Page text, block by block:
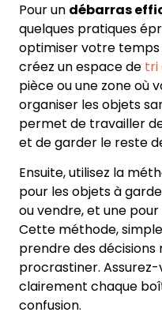
Pour un débarras
quelques pratiques
optimiser votre temps
créez un espace de tri
pièce ou une zone où
organiser les objets
permet de travailler
et de garder le reste
Ensuite, utilisez la
pour les objets à
ou vendre, et une
Cette méthode,
prendre des
procrastiner.
clairement chaque
confusion.